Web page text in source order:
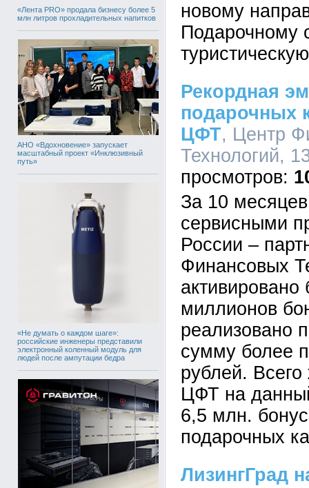
«Лента PRO» продала бизнесу более 5
млн литров прохладительных напитков
АНО «Вдохновение» запускает
масштабный проект «Инклюзивный
путь»
«Не думать о каждом шаге»:
российские инженеры представили
электронный коленный модуль для
людей после ампутации бедра
новому
Подарочному
Рекордная
подарочных
ЦФТ, Центр
Технологий,
За 10 месяцев
сервисными
России –
Финансовых
активировано
миллионов
реализовано
сумму более
рублей. Всего
ЦФТ на
6,5 млн.
подарочных
ЛизингГрад